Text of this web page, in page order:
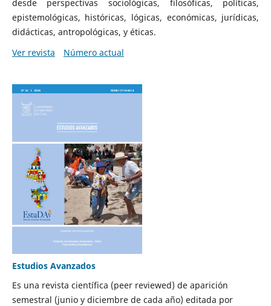
desde perspectivas sociológicas, filosóficas, políticas,
epistemológicas, históricas, lógicas, económicas, jurídicas,
didácticas, antropológicas, y éticas.
Ver revista
Número actual
Estudios Avanzados
Es una revista científica (peer reviewed) de aparición
semestral (junio y diciembre de cada año) editada por